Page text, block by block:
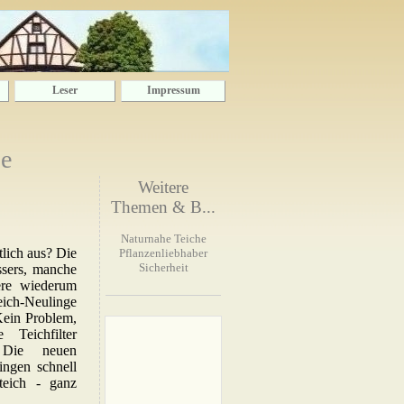
Leser Impressum
aus? Die
manche
wiederum
Neulinge
Problem,
neuen
schnell
- ganz
Weitere
Themen & B...
Naturnahe Teiche
Pflanzenliebhaber
Sicherheit